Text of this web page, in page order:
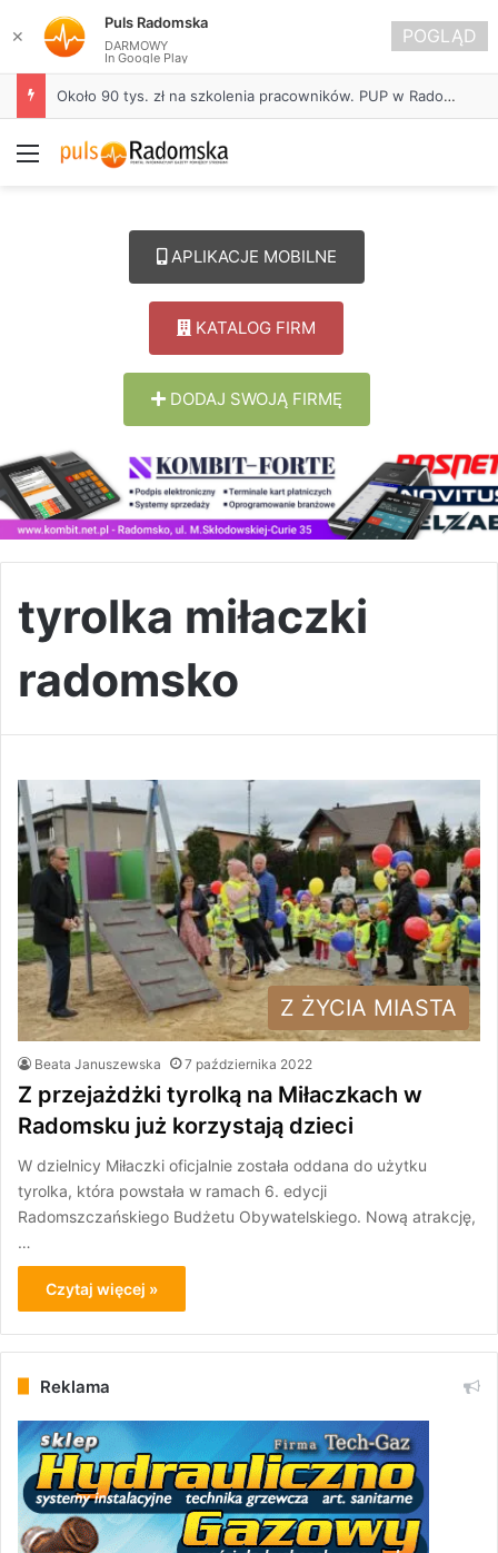
Około 90 tys. zł na szkolenia pracowników. PUP w Radomsku ogłasza nabór wniosków
Menu
APLIKACJE MOBILNE
KATALOG FIRM
DODAJ SWOJĄ FIRMĘ
tyrolka miłaczki
radomsko
Z ŻYCIA MIASTA
Beata Januszewska 7 października 2022
Z przejażdżki tyrolką na Miłaczkach w
Radomsku już korzystają dzieci
W dzielnicy Miłaczki oficjalnie została oddana do użytku
tyrolka, która powstała w ramach 6. edycji
Radomszczańskiego Budżetu Obywatelskiego. Nową atrakcję,
…
Czytaj więcej »
Reklama
✕
Puls Radomska
DARMOWY
In Google Play
POGLĄD